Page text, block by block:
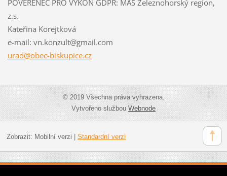
POVĚŘENEC PRO VÝKON GDPR: MAS Železnohorský region,
z.s.
Kateřina Korejtková
e-mail: vn.konzult@gmail.com
urad@obec-biskupice.cz
© 2019 Všechna práva vyhrazena.
Vytvořeno službouWebnode
Zobrazit: Mobilní verzi | Standardní verzi